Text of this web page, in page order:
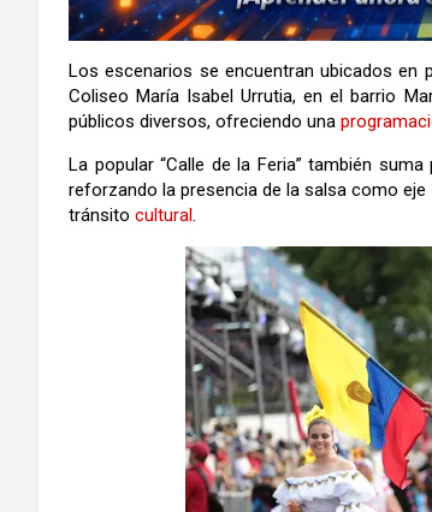
Los escenarios se encuentran ubicados
Coliseo María Isabel Urrutia, en el barrio
públicos diversos, ofreciendo una
La popular “Calle de la Feria” también
reforzando la presencia de la salsa como
tránsito cultural.